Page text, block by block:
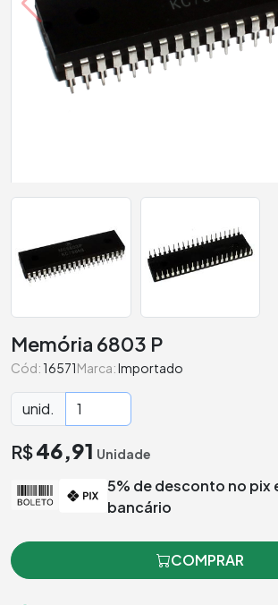
Memória 6803 P
Cód:16571Marca:Importado
unid.
R$46,91 Unidade
5% de desconto no pix
bancário
COMPRAR